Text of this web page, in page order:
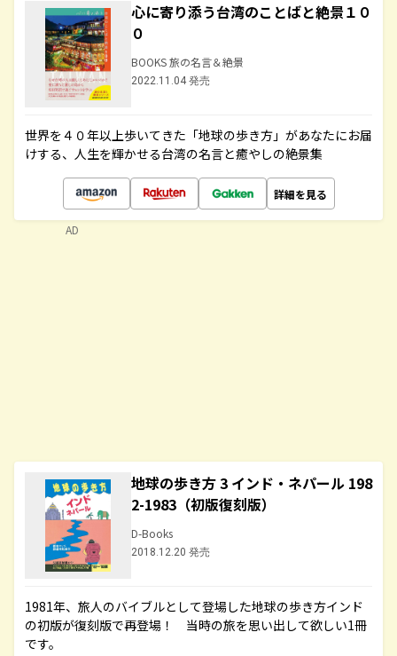
心に寄り添う台湾のことばと絶景１０
０
BOOKS 旅の名言＆絶景
2022.11.04 発売
世界を４０年以上歩いてきた「地球の歩き方」があなたにお届
けする、人生を輝かせる台湾の名言と癒やしの絶景集
詳細を見る
地球の歩き方 3 インド・ネパール 198
2-1983（初版復刻版）
D-Books
2018.12.20 発売
1981年、旅人のバイブルとして登場した地球の歩き方インド
の初版が復刻版で再登場！ 当時の旅を思い出して欲しい1冊
です。
AD